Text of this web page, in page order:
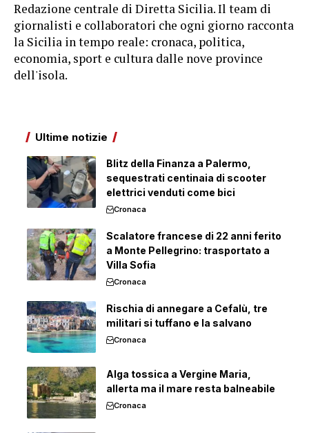
Redazione centrale di Diretta Sicilia. Il team di
giornalisti e collaboratori che ogni giorno racconta
la Sicilia in tempo reale: cronaca, politica,
economia, sport e cultura dalle nove province
dell'isola.
Ultime notizie
Blitz della Finanza a Palermo,
sequestrati centinaia di scooter
elettrici venduti come bici
Cronaca
Scalatore francese di 22 anni ferito
a Monte Pellegrino: trasportato a
Villa Sofia
Cronaca
Rischia di annegare a Cefalù, tre
militari si tuffano e la salvano
Cronaca
Alga tossica a Vergine Maria,
allerta ma il mare resta balneabile
Cronaca